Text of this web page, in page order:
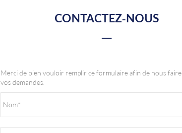
CONTACTEZ-NOUS
Merci de bien vouloir remplir ce formulaire afin de nous
vos demandes.